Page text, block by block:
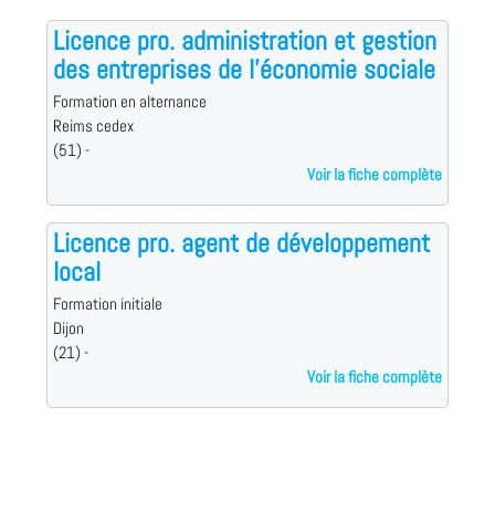
Licence pro. administration et gestion
des entreprises de l'économie sociale
Formation en alternance
Reims cedex
(51) -
Voir la fiche complète
Licence pro. agent de développement
local
Formation initiale
Dijon
(21) -
Voir la fiche complète